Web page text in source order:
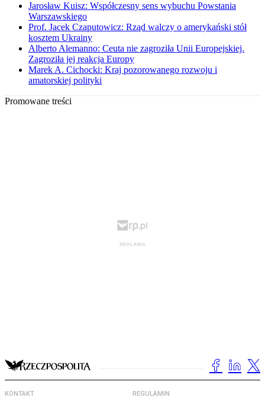
Jarosław Kuisz: Współczesny sens wybuchu Powstania
Warszawskiego
Prof. Jacek Czaputowicz: Rząd walczy o amerykański stół
kosztem Ukrainy
Alberto Alemanno: Ceuta nie zagroziła Unii Europejskiej.
Zagroziła jej reakcja Europy
Marek A. Cichocki: Kraj pozorowanego rozwoju i
amatorskiej polityki
Promowane treści
KONTAKT REGULAMIN